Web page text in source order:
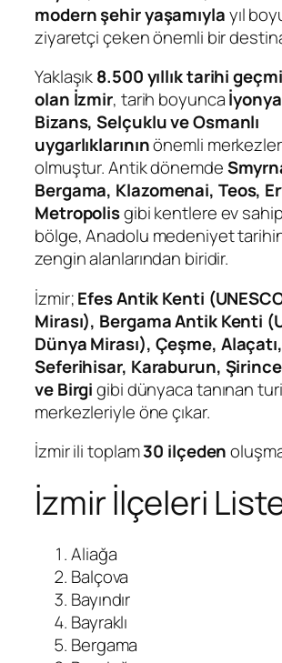
modern şehir yaşamıylayıl
ziyaretçi çeken önemli bir
Yaklaşık8.500 yıllık tarihi
olan İzmir, tarih boyunca
Bizans, Selçuklu ve Osmanlı
uygarlıklarınınönemli
olmuştur. Antik dönemde
Bergama, Klazomenai, Teos,
Metropolisgibi kentlere ev
bölge, Anadolu medeniyet
zengin alanlarından biridir.
İzmir;Efes Antik Kenti
Mirası), Bergama Antik Kenti
Dünya Mirası), Çeşme,
Seferihisar, Karaburun,
ve Birgigibi dünyaca tanınan
merkezleriyle öne çıkar.
İzmir ili toplam30 ilçeden
İzmir İlçeleri
Aliağa
Balçova
Bayındır
Bayraklı
Bergama